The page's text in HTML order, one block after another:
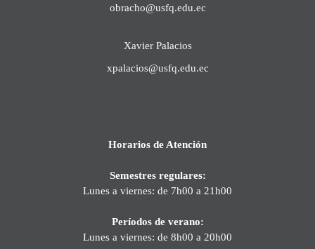
obracho@usfq.edu.ec
Xavier Palacios
xpalacios@usfq.edu.ec
Horarios de Atención
Semestres regulares:
Lunes a viernes: de 7h00 a 21h00
Períodos de verano:
Lunes a viernes: de 8h00 a 20h00